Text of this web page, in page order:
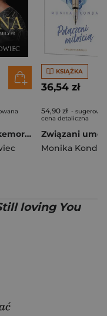
Davina. Blakemore Family. Tom 8
KSIĄŻKA
36,54 zł
54,90 zł -
cena detaliczna
Monika Kondas
loving You